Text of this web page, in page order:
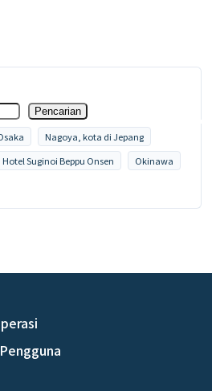
Pencarian
Nagoya, kota di Jepang
Hotel Suginoi Beppu Onsen
Okinawa